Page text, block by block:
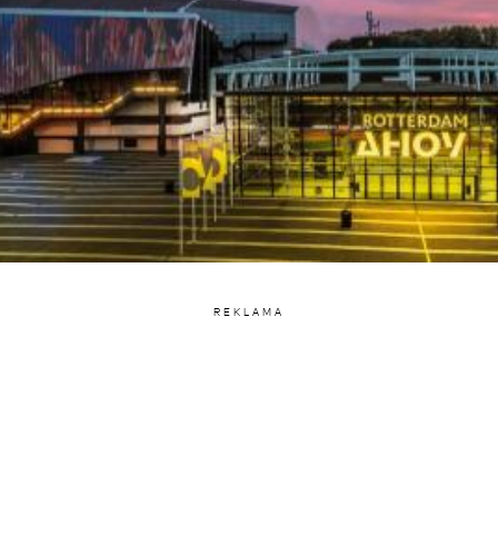
REKLAMA